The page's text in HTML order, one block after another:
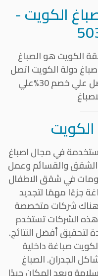
الكويت -
الكويت هو الصباغ
دولة الكويت اتصل
الان علي صباغ السالمية واحصل علي خصم 30%علي
في مجال اصباغ
والقسائم وعمل
في شقق الاطفال
جزءًا مهمًا لتجديد
هناك شركات متخصصة
الشركات تستخدم
لتحقيق أفضل النتائج.
صباغة داخلية
الجدران. الصباغ